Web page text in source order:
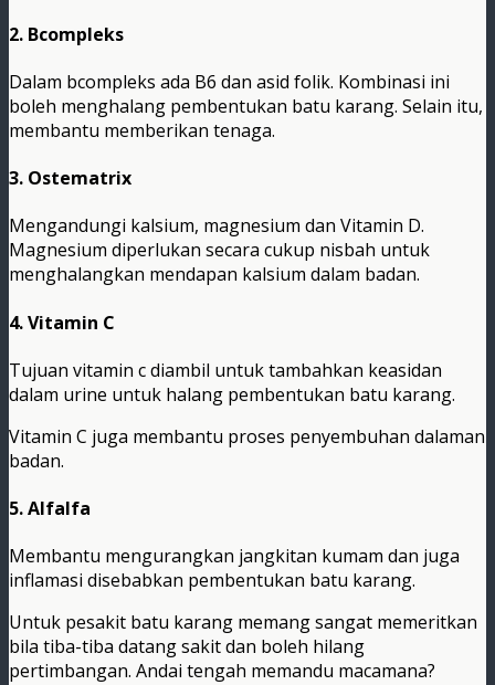
2. Bcompleks
Dalam bcompleks ada B6 dan asid folik. Kombinasi ini
boleh menghalang pembentukan batu karang. Selain itu,
membantu memberikan tenaga.
3. Ostematrix
Mengandungi kalsium, magnesium dan Vitamin D.
Magnesium diperlukan secara cukup nisbah untuk
menghalangkan mendapan kalsium dalam badan.
4. Vitamin C
Tujuan vitamin c diambil untuk tambahkan keasidan
dalam urine untuk halang pembentukan batu karang.
Vitamin C juga membantu proses penyembuhan dalaman
badan.
5. Alfalfa
Membantu mengurangkan jangkitan kumam dan juga
inflamasi disebabkan pembentukan batu karang.
Untuk pesakit batu karang memang sangat memeritkan
bila tiba-tiba datang sakit dan boleh hilang
pertimbangan. Andai tengah memandu macamana?